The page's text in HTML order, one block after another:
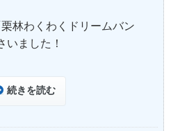
栗林わくわくドリームバン
いました！
続きを読む